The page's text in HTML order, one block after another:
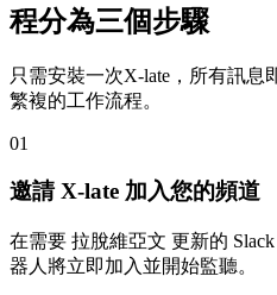
程分為三個步驟
只需安裝一次X-late，所有訊
繁複的工作流程。
01
邀請 X-late 加入您的頻道
在需要 拉脫維亞文 更新的
器人將立即加入並開始監聽。